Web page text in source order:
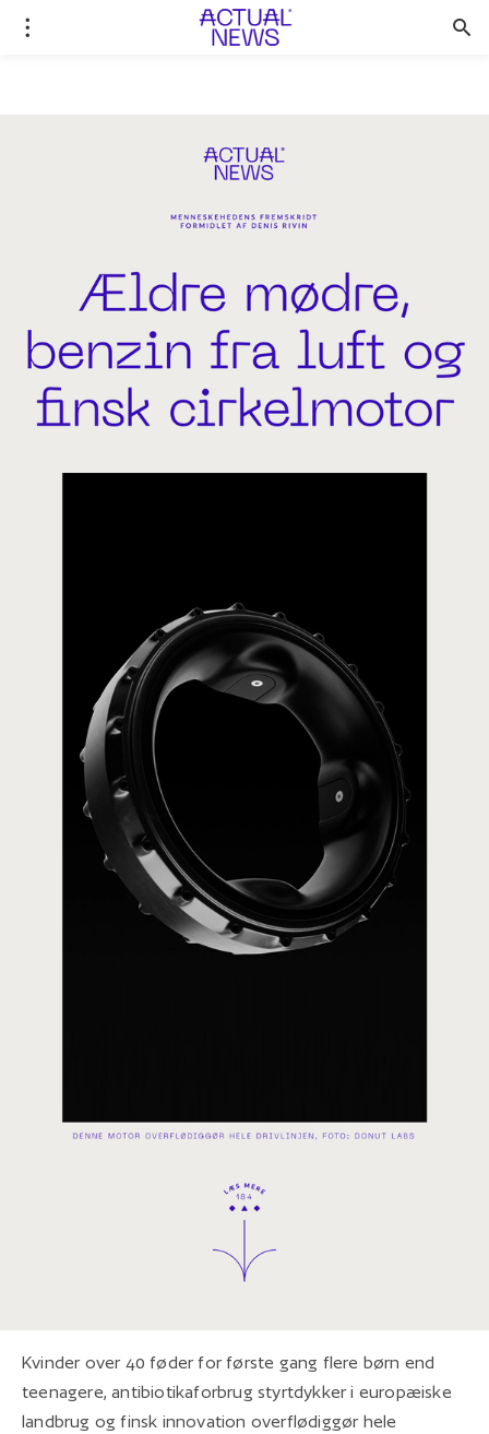
Kvinder over 40 føder for første gang flere børn end
teenagere, antibiotikaforbrug styrtdykker i europæiske
landbrug og finsk innovation overflødiggør hele